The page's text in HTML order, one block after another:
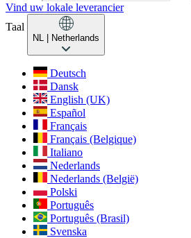
Vind uw lokale leverancier
Taal
NL | Netherlands
Deutsch
Dansk
English (UK)
Español
Français
Français (Belgique)
Italiano
Nederlands
Nederlands (België)
Polski
Português
Português (Brasil)
Svenska